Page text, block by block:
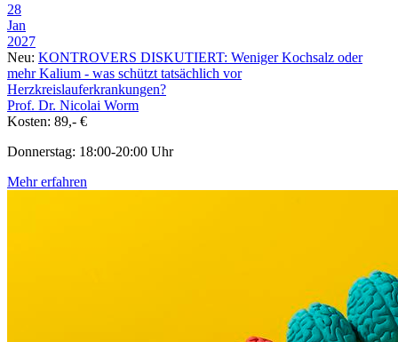
28
Jan
2027
Neu: KONTROVERS DISKUTIERT: Weniger Kochsalz oder
mehr Kalium - was schützt tatsächlich vor
Herzkreislauferkrankungen?
Prof. Dr. Nicolai Worm
Kosten: 89,- €
Donnerstag: 18:00-20:00 Uhr
Mehr erfahren